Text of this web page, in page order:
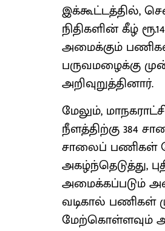
இக்கூட்டத்தில்,
நிதிகளின் கீழ்
அமைக்கும்
பருவமழைக்கு
அறிவுறுத்தினார்.
மேலும்,
நீளத்திற்கு 384
சாலைப் பணிகள்
அகழ்ந்தெடுத்து,
அமைக்கப்படும்
வடிகால் பணிகள்
மேற்கொள்ளவும்